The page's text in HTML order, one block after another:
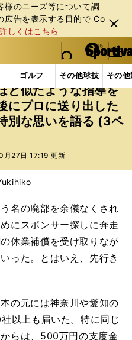
様のニーズ等について調
広告を表⽰する⽬的で Co
しくはこちら
閉じ
る
web Sportiva (webスポルティーバ)
検索
マイペ
ー
ジ
メニュ
ゴルフ その他球技 その
球 「落合博満監督と驚くほ
ど似たような指導を
にプロに送り出した
別な思いを語る (3ペ
月27日 17:19 更新
名の廃部を余儀なくされ
にスポンサー探しに奔走
休業補償を受け取りなが
った。とはいえ、先行き
の元には神奈川や愛知の
以上も届いた。特に同じ
らは、500万円の支度金